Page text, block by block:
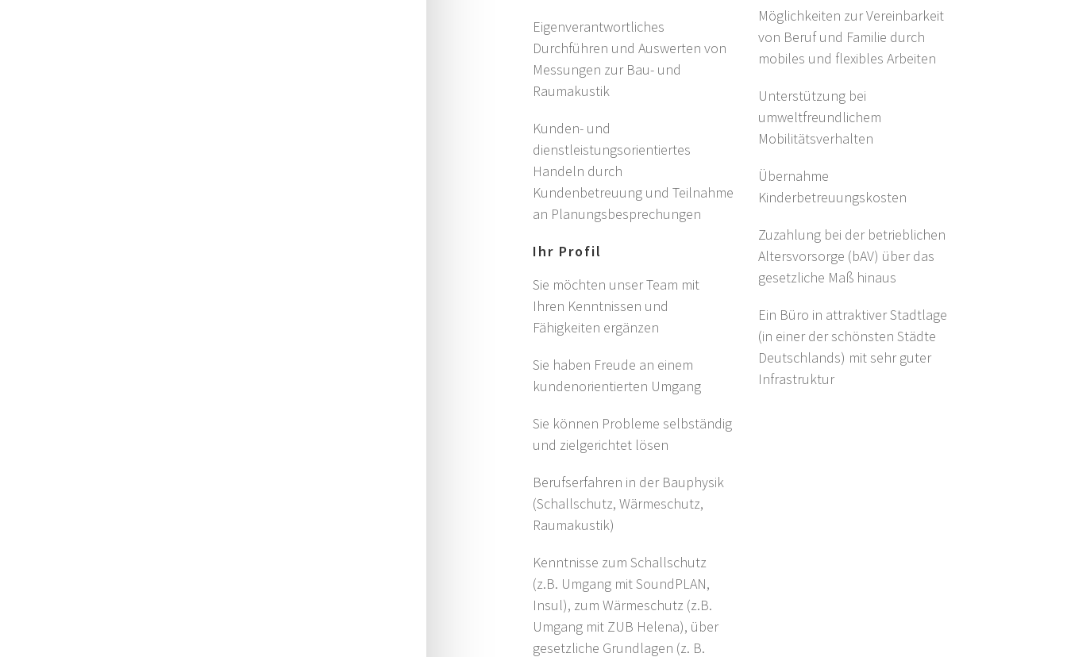
Eigenverantwortliches
Durchführen und Auswerten von
Messungen zur Bau- und
Raumakustik
Kunden- und
dienstleistungsorientiertes
Handeln durch
Kundenbetreuung und Teilnahme
an Planungsbesprechungen
Ihr Profil
Sie möchten unser Team mit
Ihren Kenntnissen und
Fähigkeiten ergänzen
Sie haben Freude an einem
kundenorientierten Umgang
Sie können Probleme selbständig
und zielgerichtet lösen
Berufserfahren in der Bauphysik
(Schallschutz, Wärmeschutz,
Raumakustik)
Kenntnisse zum Schallschutz
(z.B. Umgang mit SoundPLAN,
Insul), zum Wärmeschutz (z.B.
Umgang mit ZUB Helena), über
gesetzliche Grundlagen (z. B.
Möglichkeiten zur Vereinbarkeit
von Beruf und Familie durch
mobiles und flexibles Arbeiten
Unterstützung bei
umweltfreundlichem
Mobilitätsverhalten
Übernahme
Kinderbetreuungskosten
Zuzahlung bei der betrieblichen
Altersvorsorge (bAV) über das
gesetzliche Maß hinaus
Ein Büro in attraktiver Stadtlage
(in einer der schönsten Städte
Deutschlands) mit sehr guter
Infrastruktur